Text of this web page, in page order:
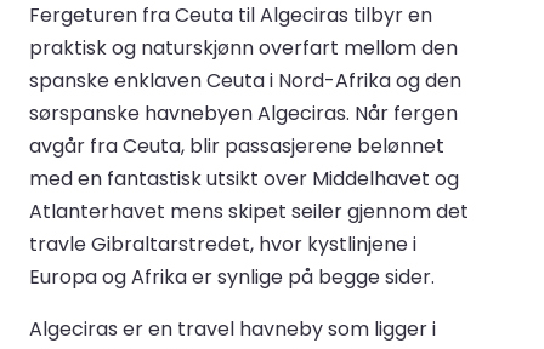
Fergeturen fra Ceuta til Algeciras tilbyr en
praktisk og naturskjønn overfart mellom den
spanske enklaven Ceuta i Nord-Afrika og den
sørspanske havnebyen Algeciras. Når fergen
avgår fra Ceuta, blir passasjerene belønnet
med en fantastisk utsikt over Middelhavet og
Atlanterhavet mens skipet seiler gjennom det
travle Gibraltarstredet, hvor kystlinjene i
Europa og Afrika er synlige på begge sider.
Algeciras er en travel havneby som ligger i